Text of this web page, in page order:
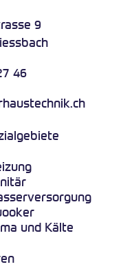
9
46
und Kälte